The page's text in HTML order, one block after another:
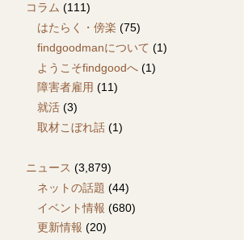
コラム (111)
はたらく・傍楽 (75)
findgoodmanについて (1)
ようこそfindgoodへ (1)
障害者雇用 (11)
就活 (3)
取材こぼれ話 (1)
ニュース (3,879)
ネットの話題 (44)
イベント情報 (680)
更新情報 (20)